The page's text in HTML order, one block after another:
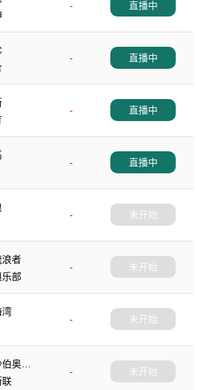
-
直播中
-
直播中
-
直播中
-
直播中
-
未开始
浪者
-
乐部
未开始
湾
-
未开始
奥克
-
联
未开始